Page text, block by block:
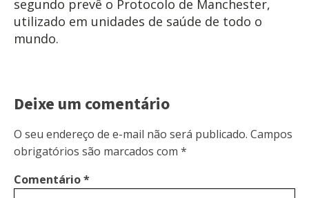
segundo prevê o Protocolo de Manchester,
utilizado em unidades de saúde de todo o
mundo.
Deixe um comentário
O seu endereço de e-mail não será publicado. Campos
obrigatórios são marcados com *
Comentário*